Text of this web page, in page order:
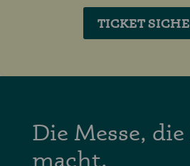
TICKET
Die Messe,
macht.